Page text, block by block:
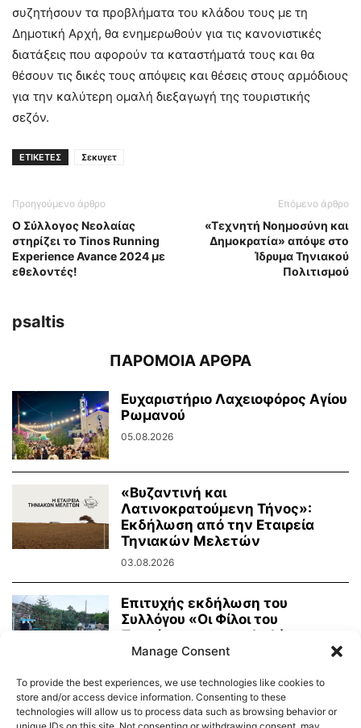
συζητήσουν τα προβλήματα του κλάδου τους με τη
Δημοτική Αρχή, θα ενημερωθούν για τις κανονιστικές
διατάξεις που αφορούν τα καταστήματά τους και θα
θέσουν τις δικές τους απόψεις και θέσεις στους αρμόδιους
για την καλύτερη ομαλή διεξαγωγή της τουριστικής
σεζόν.
ΕΤΙΚΕΤΕΣ Σεκυγετ
Προηγούμενο άρθρο
Ο Σύλλογος Νεολαίας
στηρίζει το Tinos Running
Experience Avance 2024 με
εθελοντές!
Επόμενο άρθρο
«Τεχνητή Νοημοσύνη και
Δημοκρατία» απόψε στο
Ίδρυμα Τηνιακού
Πολιτισμού
psaltis
ΠΑΡΟΜΟΙΑ ΑΡΘΡΑ
Ευχαριστήριο Λαχειοφόρος Αγίου
Ρωμανού
05.08.2026
«Βυζαντινή και
Λατινοκρατούμενη Τήνος»:
Εκδήλωση από την Εταιρεία
Τηνιακών Μελετών
03.08.2026
Επιτυχής εκδήλωση του
Συλλόγου «Οι Φίλοι του
Πρασίνου» με κουκλοθέατρο
και...
Manage Consent
To provide the best experiences, we use technologies like cookies to
store and/or access device information. Consenting to these
technologies will allow us to process data such as browsing behavior or